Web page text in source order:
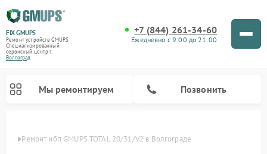
FIX-GMUPS
Ремонт устройств GMUPS
Специализированный
cервисный центр г.
Волгоград
+7 (844) 261-34-60
Ежедневно с 9:00 до 21:00
Мы ремонтируем Позвонить
Ремонт ибп GMUPS TOTAL 20/31/V2 в Волгограде